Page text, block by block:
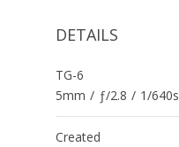
DETAILS
TG-6
5mm / ƒ/2.8 / 1/640s
Created